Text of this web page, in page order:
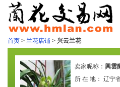
首页 > 兰花店铺 > 兴云兰花
卖家昵称： 興雲
所 在 地： 辽宁